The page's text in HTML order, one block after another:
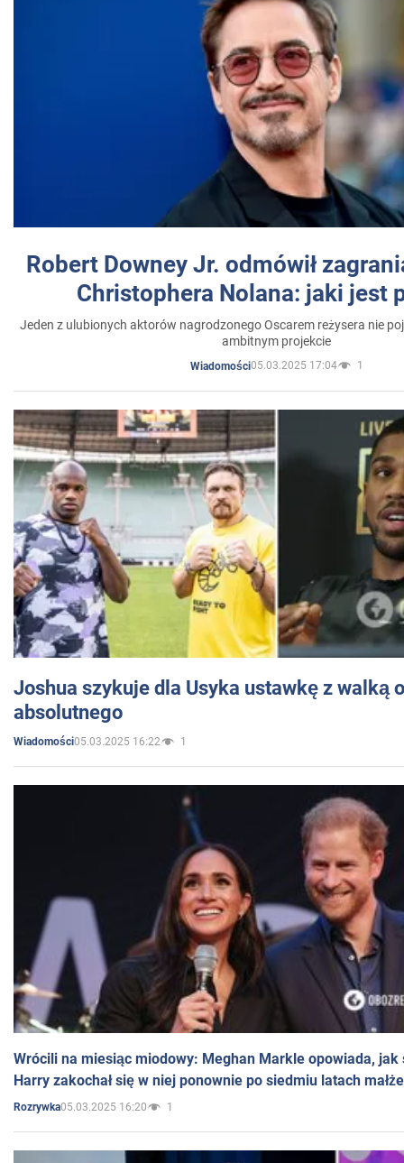
Robert Downey Jr. odmówił
Christophera Nolana: jaki jest
Jeden z ulubionych aktorów nagrodzonego Oscarem reżysera nie
ambitnym projekcie
Wiadomości05.03.2025 17:04 1
Joshua szykuje dla Usyka ustawkę z walką
absolutnego
Wiadomości05.03.2025 16:22 1
Wrócili na miesiąc miodowy: Meghan Markle opowiada, jak
Harry zakochał się w niej ponownie po siedmiu latach
Rozrywka05.03.2025 16:20 1